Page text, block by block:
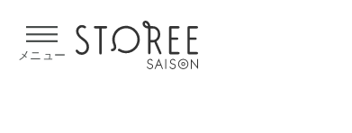
メニュー